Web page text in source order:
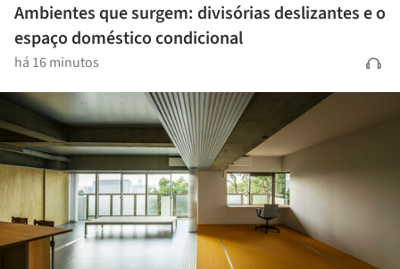
Ambientes que surgem: divisórias deslizantes e o
espaço doméstico condicional
há 16 minutos